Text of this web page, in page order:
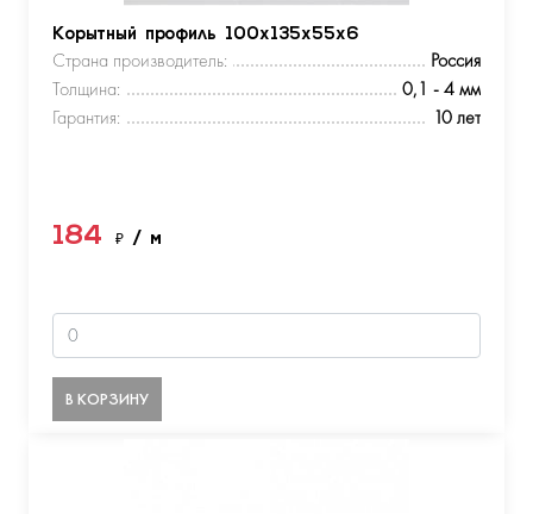
Корытный профиль 100х135х55х6
Страна производитель:
Россия
Толщина:
0,1 - 4 мм
Гарантия:
10 лет
184 ₽ / м
В КОРЗИНУ